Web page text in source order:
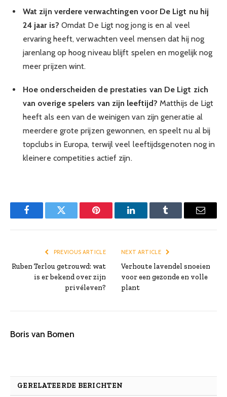
Wat zijn verdere verwachtingen voor De Ligt nu hij
24 jaar is? Omdat De Ligt nog jong is en al veel
ervaring heeft, verwachten veel mensen dat hij nog
jarenlang op hoog niveau blijft spelen en mogelijk nog
meer prijzen wint.
Hoe onderscheiden de prestaties van De Ligt zich
van overige spelers van zijn leeftijd? Matthijs de Ligt
heeft als een van de weinigen van zijn generatie al
meerdere grote prijzen gewonnen, en speelt nu al bij
topclubs in Europa, terwijl veel leeftijdsgenoten nog in
kleinere competities actief zijn.
FacebookTwitter Pinterest LinkedInTumblr Email
PREVIOUS ARTICLE
Ruben Terlou getrouwd: wat
is er bekend over zijn
privéleven?
NEXT ARTICLE
Verhoute lavendel snoeien
voor een gezonde en volle
plant
Boris van Bomen
GERELATEERDE BERICHTEN